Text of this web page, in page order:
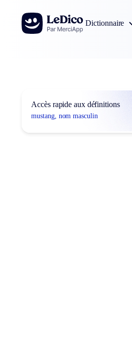
Aller au contenu
Dictionnaire
Accès rapide aux définitions
mustang, nom masculin